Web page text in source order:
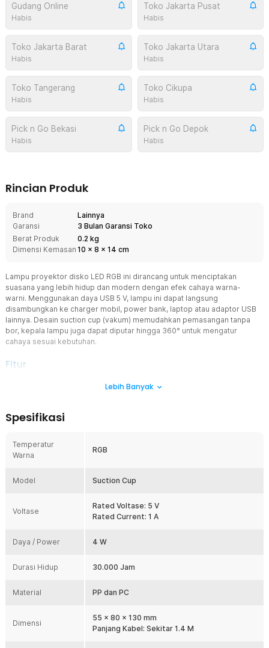
Gudang Online
Habis
Toko Jakarta Pusat
Habis
Toko Jakarta Barat
Habis
Toko Jakarta Utara
Habis
Toko Tangerang
Habis
Toko Cikupa
Habis
Pick n Go Bekasi
Habis
Pick n Go Depok
Habis
Rincian Produk
Brand
Lainnya
Garansi
3 Bulan Garansi Toko
Berat Produk
0.2 kg
Dimensi Kemasan 10 x 8 x 14 cm
Lampu proyektor disko LED RGB ini dirancang untuk menciptakan
suasana yang lebih hidup dan modern dengan efek cahaya warna-
warni. Menggunakan daya USB 5 V, lampu ini dapat langsung
disambungkan ke charger mobil, power bank, laptop atau adaptor USB
lainnya. Desain suction cup (vakum) memudahkan pemasangan tanpa
bor, kepala lampu juga dapat diputar hingga 360° untuk mengatur
cahaya sesuai kebutuhan.
Fitur
Warna-Warni Meriahkan Acara
bola laser merah dan hijau. Perpaduan warna dan laser
warna untuk berbagai jenis pesta.
Kepala Lampu 360°
sambungan universal joint. Anda bebas mengarahkan cahaya ke
membuat pencahayaan lebih optimal dan tidak menyilaukan.
Suction Cup yang Kuat
(vakum) yang dapat ditempel pada kaca atau permukaan datar
merusak interior. Daya rekat cukup kuat untuk penggunaan
Rincian yang Anda dapatkan untuk pembelian produk ini:
Lebih Banyak
Spesifikasi
Temperatur
Warna
RGB
Model Suction Cup
Voltase
Rated Voltase: 5 V
Rated Current: 1 A
Daya / Power 4 W
Durasi Hidup 30.000 Jam
Material PP dan PC
Dimensi
55 x 80 x 130 mm
Panjang Kabel: Sekitar 1.4 M